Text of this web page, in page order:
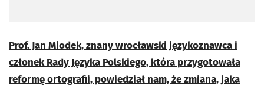
Prof. Jan Miodek, znany wrocławski językoznawca i
członek Rady Języka Polskiego, która przygotowała
reformę ortografii, powiedział nam, że zmiana, jaka